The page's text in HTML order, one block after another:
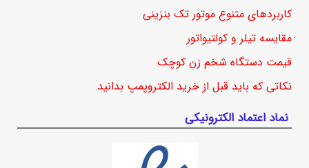
کاربردهای متنوع موتور تک بنزینی
مقایسه تیلر و کولتیواتور
قیمت دستگاه شخم زن کوچک
نکاتی که باید قبل از خرید الکتروپمپ بدانید
نماد اعتماد الکترونیکی